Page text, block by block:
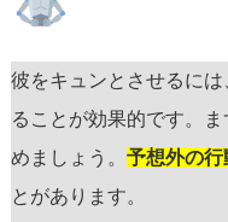
彼をキュンとさせるに
ることが効果的です。
めましょう。 予想外の
とがあります。